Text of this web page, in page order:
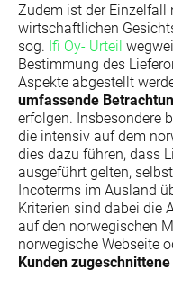
Zudem ist der
wirtschaftlichen
sog. Ifi Oy- Urteil
Bestimmung des
Aspekte abgestellt
umfassende
erfolgen. Insbesondere
die intensiv auf dem
dies dazu führen, dass
ausgeführt gelten,
Incoterms im Ausland
Kriterien sind dabei die
auf den norwegischen
norwegische Webseite
Kunden zugeschnittene